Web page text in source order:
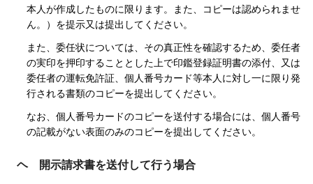
本人が作成したものに限ります。また、コピーは認められませ
ん。）を提示又は提出してください。
また、委任状については、その真正性を確認するため、委任者
の実印を押印することとした上で印鑑登録証明書の添付、又は
委任者の運転免許証、個人番号カード等本人に対し一に限り発
行される書類のコピーを提出してください。
なお、個人番号カードのコピーを送付する場合には、個人番号
の記載がない表面のみのコピーを提出してください。
ヘ 開示請求書を送付して行う場合